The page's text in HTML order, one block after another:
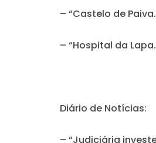
– “Castelo de
– “Hospital da
Diário de Notícias:
– “Judiciária